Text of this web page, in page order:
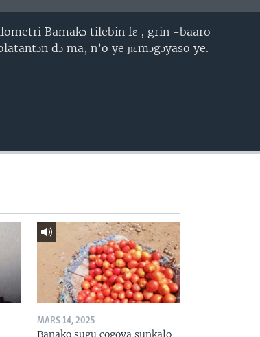
Bamakɔ tilebin fɛ , grin -baaro
dɔ ma, n’o ye ɲɛmɔgɔyaso ye.
MARS 14, 2025
Banako sugu cogoya sunkalo